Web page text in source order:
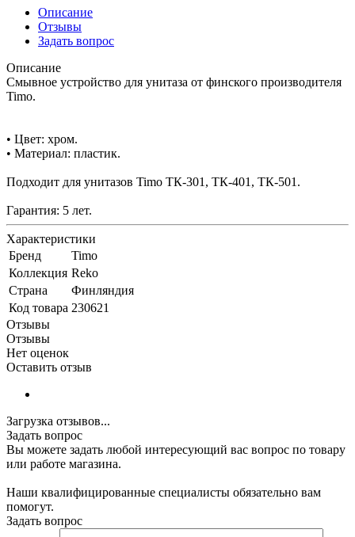
Описание
Отзывы
Задать вопрос
Описание
Смывное устройство для унитаза от финского производителя
Timo.
• Цвет: хром.
• Материал: пластик.
Подходит для унитазов Timo ТК-301, ТК-401, ТК-501.
Гарантия: 5 лет.
Характеристики
Бренд
Timo
Коллекция Reko
Страна
Финляндия
Код товара 230621
Отзывы
Отзывы
Нет оценок
Оставить отзыв
Загрузка отзывов...
Задать вопрос
Вы можете задать любой интересующий вас вопрос по товару
или работе магазина.
Наши квалифицированные специалисты обязательно вам
помогут.
Задать вопрос